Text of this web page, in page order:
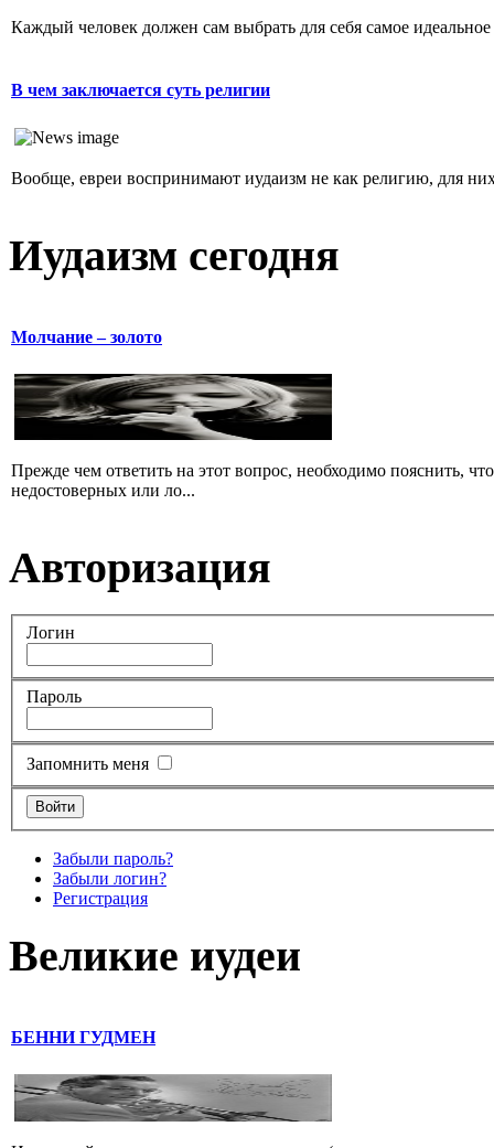
Каждый человек должен сам выбрать для себя самое
В чем заключается суть религии
Вообще, евреи воспринимают иудаизм не как религию, для
Иудаизм сегодня
Молчание – золото
Прежде чем ответить на этот вопрос, необходимо пояснить,
недостоверных или ло...
Авторизация
Логин
Пароль
Запомнить меня
Забыли пароль?
Забыли логин?
Регистрация
Великие иудеи
БЕННИ ГУДМЕН